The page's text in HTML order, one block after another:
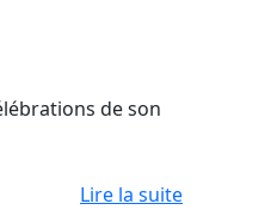
de son
Lire la suite